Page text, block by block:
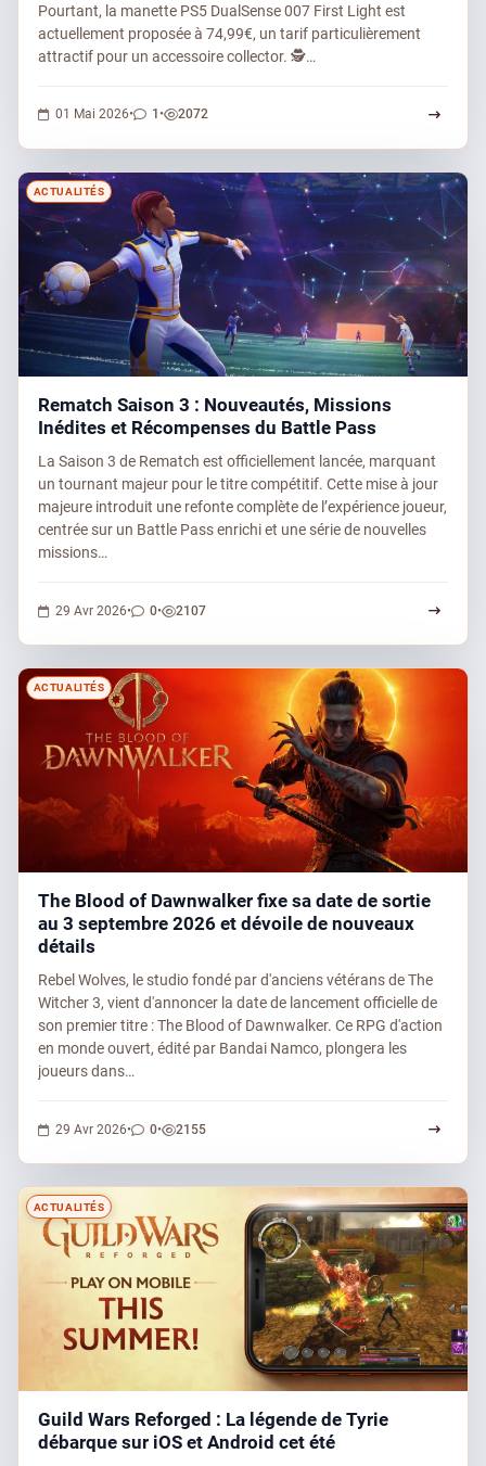
Pourtant, la manette PS5 DualSense 007 First Light est
actuellement proposée à 74,99€, un tarif particulièrement
attractif pour un accessoire collector. 🕵️…
01 Mai 2026• 1
1 commentaire
• 2072
2072 vues
ACTUALITÉS
Rematch Saison 3 : Nouveautés, Missions
Inédites et Récompenses du Battle Pass
La Saison 3 de Rematch est officiellement lancée, marquant
un tournant majeur pour le titre compétitif. Cette mise à jour
majeure introduit une refonte complète de l’expérience joueur,
centrée sur un Battle Pass enrichi et une série de nouvelles
missions…
29 Avr 2026• 0
0 commentaires
• 2107
2107 vues
ACTUALITÉS
The Blood of Dawnwalker fixe sa date de sortie
au 3 septembre 2026 et dévoile de nouveaux
détails
Rebel Wolves, le studio fondé par d'anciens vétérans de The
Witcher 3, vient d'annoncer la date de lancement officielle de
son premier titre : The Blood of Dawnwalker. Ce RPG d'action
en monde ouvert, édité par Bandai Namco, plongera les
joueurs dans…
29 Avr 2026• 0
0 commentaires
• 2155
2155 vues
ACTUALITÉS
Guild Wars Reforged : La légende de Tyrie
débarque sur iOS et Android cet été